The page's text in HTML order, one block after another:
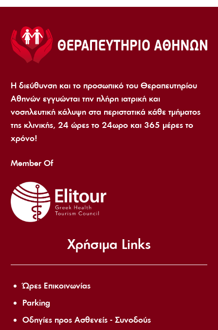
Η διεύθυνση και το προσωπικό του Θεραπευτηρίου
Αθηνών εγγυώνται την πλήρη ιατρική και
νοσηλευτική κάλυψη στα περιστατικά κάθε τμήματος
της κλινικής, 24 ώρες το 24ωρο και 365 μέρες το
χρόνο!
Member Of
Χρήσιμα Links
Ώρες Επικοινωνίας
Parking
Οδηγίες προς Ασθενείς - Συνοδούς